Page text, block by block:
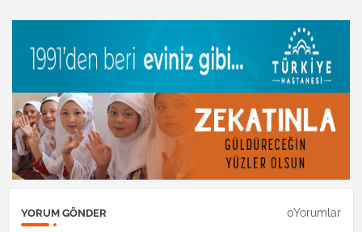
YORUM GÖNDER 0Yorumlar